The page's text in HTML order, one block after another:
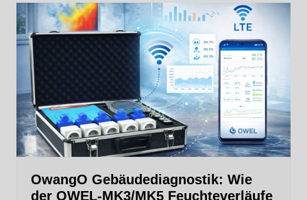
OwangO Gebäudediagnostik: Wie
der OWEL‑MK3/MK5 Feuchteverläufe